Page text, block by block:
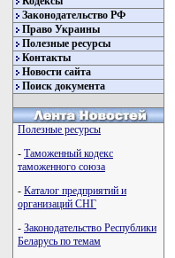
Законодательство РФ
Право Украины
Полезные ресурсы
Контакты
Новости сайта
Поиск документа
Полезные ресурсы
- Таможенный кодекс
таможенного союза
- Каталог предприятий и
организаций СНГ
- Законодательство Республики
Беларусь по темам